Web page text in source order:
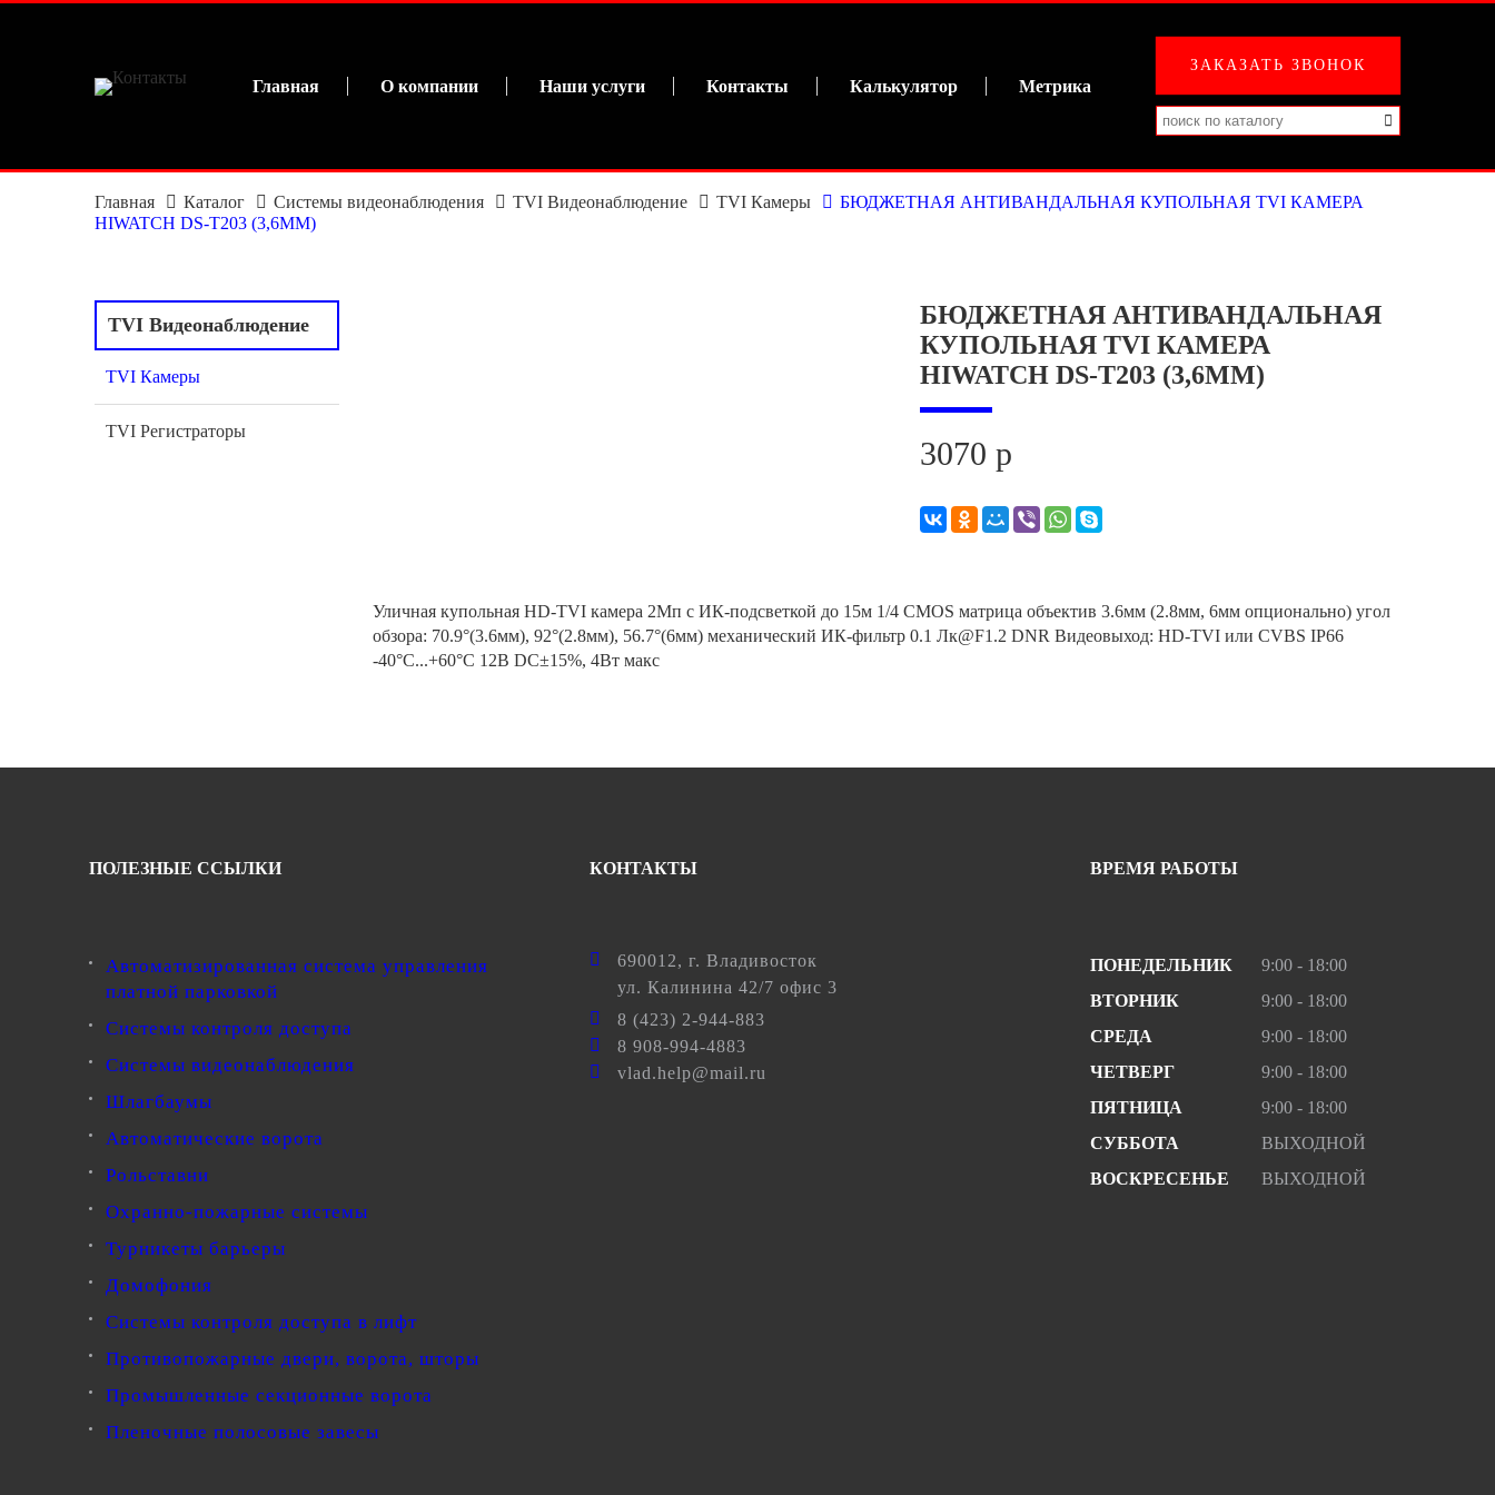
Главная О компании Наши услуги Контакты Калькулятор Метрика
ЗАКАЗАТЬ ЗВОНОК
Главная Каталог Системы видеонаблюдения TVI Видеонаблюдение TVI Камеры
БЮДЖЕТНАЯ АНТИВАНДАЛЬНАЯ КУПОЛЬНАЯ TVI КАМЕРА
HIWATCH DS-T203 (3,6ММ)
TVI Видеонаблюдение
TVI Камеры
TVI Регистраторы
БЮДЖЕТНАЯ АНТИВАНДАЛЬНАЯ
КУПОЛЬНАЯ TVI КАМЕРА
HIWATCH DS-T203 (3,6ММ)
3070 р
Уличная купольная HD-TVI камера 2Мп с ИК-подсветкой до 15м 1/4 CMOS матрица объектив 3.6мм (2.8мм, 6мм опционально) угол
обзора: 70.9°(3.6мм), 92°(2.8мм), 56.7°(6мм) механический ИК-фильтр 0.1 Лк@F1.2 DNR Видеовыход: HD-TVI или CVBS IP66
-40°С...+60°С 12В DC±15%, 4Вт макс
ПОЛЕЗНЫЕ ССЫЛКИ
Автоматизированная система управления
платной парковкой
Системы контроля доступа
Системы видеонаблюдения
Шлагбаумы
Автоматические ворота
Рольставни
Охранно-пожарные системы
Турникеты барьеры
Домофония
Системы контроля доступа в лифт
Противопожарные двери, ворота, шторы
Промышленные секционные ворота
Пленочные полосовые завесы
КОНТАКТЫ
690012, г. Владивосток
ул. Калинина 42/7 офис 3
8 (423) 2-944-883
8 908-994-4883
vlad.help@mail.ru
ВРЕМЯ РАБОТЫ
ПОНЕДЕЛЬНИК
9:00 - 18:00
ВТОРНИК
9:00 - 18:00
СРЕДА
9:00 - 18:00
ЧЕТВЕРГ
9:00 - 18:00
ПЯТНИЦА
9:00 - 18:00
СУББОТА
ВЫХОДНОЙ
ВОСКРЕСЕНЬЕ
ВЫХОДНОЙ